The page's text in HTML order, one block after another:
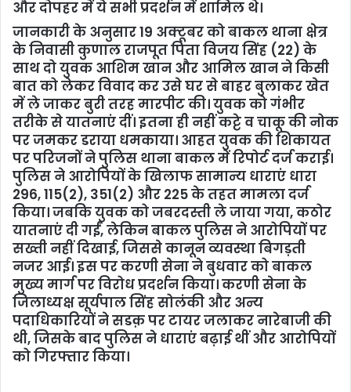
और दोपहर में ये सभी प्रदर्शन में शामिल थे।
जानकारी के अनुसार 19 अक्टूबर को बाकल थाना क्षेत्र
के निवासी कुणाल राजपूत पिता विजय सिंह (22) के
साथ दो युवक आशिम खान और आमिल खान ने किसी
बात को लेकर विवाद कर उसे घर से बाहर बुलाकर खेत
में ले जाकर बुरी तरह मारपीट की। युवक को गंभीर
तरीके से यातनाएं दीं। इतना ही नहीं कट्टे व चाकू की नोक
पर जमकर डराया धमकाया। आहत युवक की शिकायत
पर परिजनों ने पुलिस थाना बाकल में रिपोर्ट दर्ज कराई।
पुलिस ने आरोपियों के खिलाफ सामान्य धाराएं धारा
296, 115(2), 351(2) और 225 के तहत मामला दर्ज
किया। जबकि युवक को जबरदस्ती ले जाया गया, कठोर
यातनाएं दी गईं, लेकिन बाकल पुलिस ने आरोपियों पर
सख्ती नहीं दिखाई, जिससे कानून व्यवस्था बिगड़ती
नजर आई। इस पर करणी सेना ने बुधवार को बाकल
मुख्य मार्ग पर विरोध प्रदर्शन किया। करणी सेना के
जिलाध्यक्ष सूर्यपाल सिंह सोलंकी और अन्य
पदाधिकारियों ने सडक़ पर टायर जलाकर नारेबाजी की
थी, जिसके बाद पुलिस ने धाराएं बढ़ाई थीं और आरोपियों
को गिरफ्तार किया।